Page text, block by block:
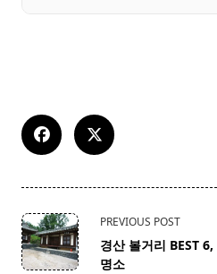
<span
class="nav-
subtitle
PREVIOUS POST
경산 볼거리 BEST
명소